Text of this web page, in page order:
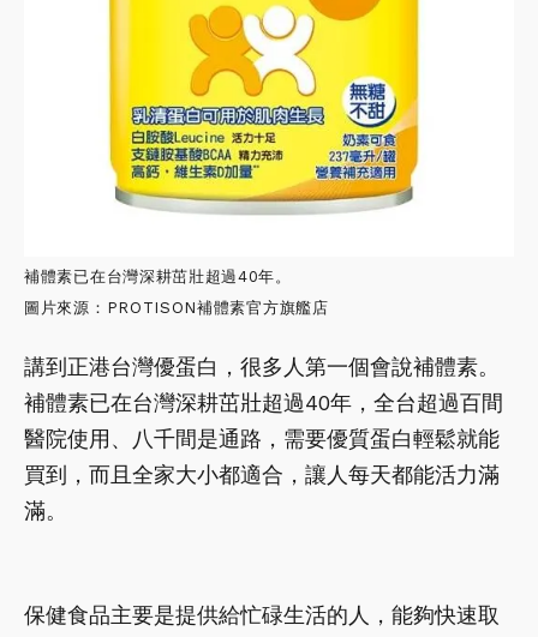
講到正港台灣優蛋白，很多人第一個會說補體素。
補體素已在台灣深耕茁壯超過40年，全台超過百間
醫院使用、八千間是通路，需要優質蛋白輕鬆就能
買到，而且全家大小都適合，讓人每天都能活力滿
滿。
補體素已在台灣深耕茁壯超過40年。
圖片來源：PROTISON補體素官方旗艦店
保健食品主要是提供給忙碌生活的人，能夠快速取